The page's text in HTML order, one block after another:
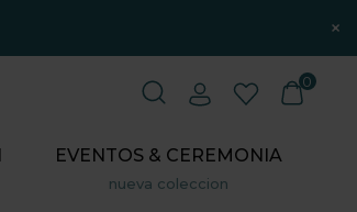
×
EVENTOS & CEREMONIA
nueva coleccion
0